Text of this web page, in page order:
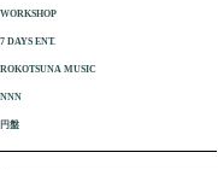
WORKSHOP
7 DAYS ENT.
ROKOTSUNA MUSIC
NNN
円盤